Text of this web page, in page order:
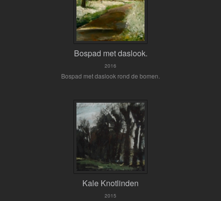
Bospad met daslook.
2016
Bospad met daslook rond de bomen.
Kale Knotlinden
2015